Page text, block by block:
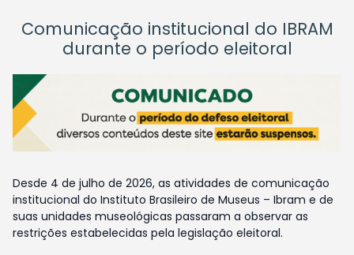
Comunicação institucional do IBRAM
durante o período eleitoral
Desde 4 de julho de 2026, as atividades de comunicação
institucional do Instituto Brasileiro de Museus – Ibram e de
suas unidades museológicas passaram a observar as
restrições estabelecidas pela legislação eleitoral.